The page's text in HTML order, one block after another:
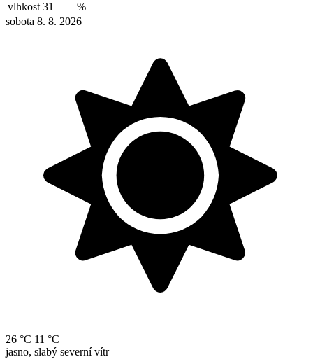
vlhkost 31
%
sobota 8. 8. 2026
26 °C 11 °C
jasno, slabý severní vítr